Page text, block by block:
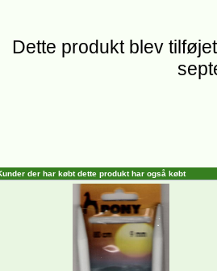
Dette produkt blev
der har købt dette produkt har også købt